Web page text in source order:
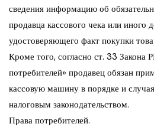
сведения информацию об
продавца кассового чека или иного
удостоверяющего факт покупки
Кроме того, согласно ст. 33 Закона
потребителей» продавец обязан
кассовую машину в порядке и
налоговым законодательством.
Права потребителей.